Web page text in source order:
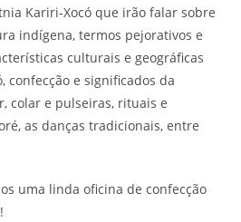
Kariri-Xocó que irão falar sobre
indígena, termos pejorativos e
culturais e geográficas
confecção e significados da
colar e pulseiras, rituais e
as danças tradicionais, entre
uma linda oficina de confecção